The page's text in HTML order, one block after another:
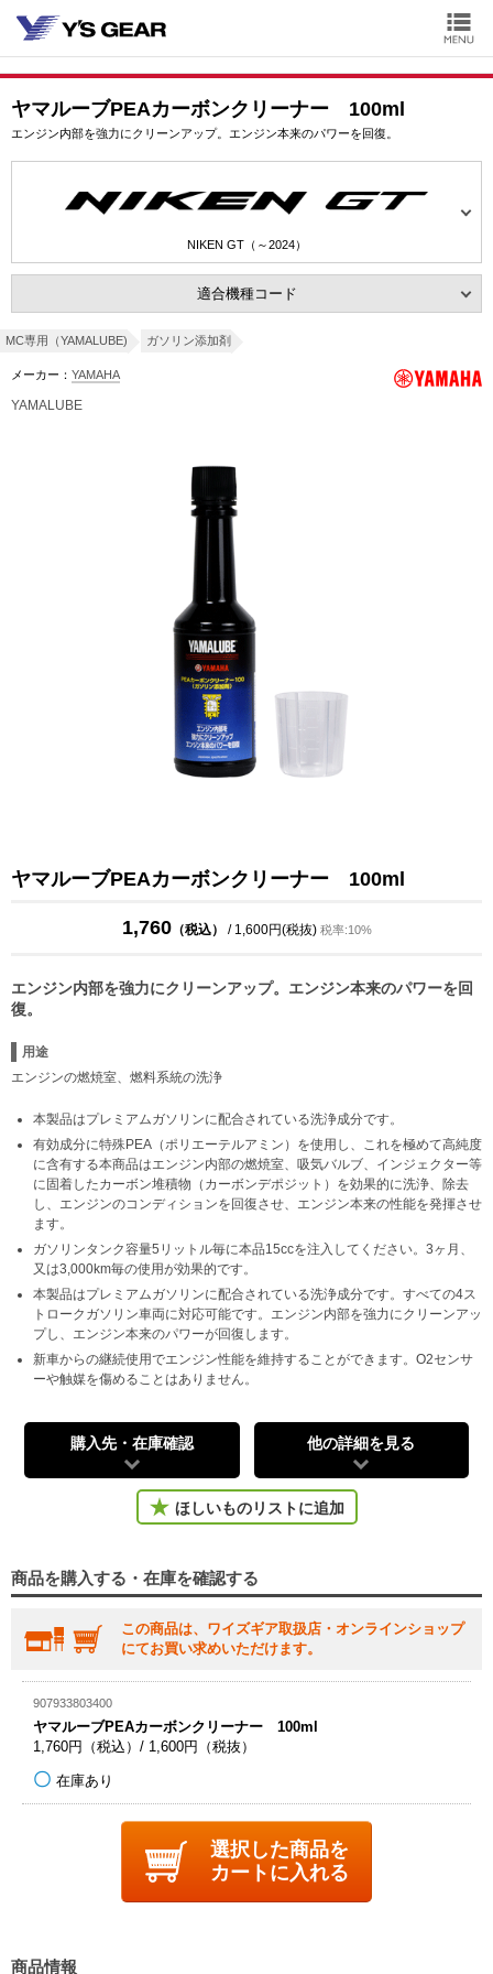
ヤマルーブPEAカーボンクリーナー 100ml
エンジン内部を強力にクリーンアップ。エンジン本来のパワーを回復。
NIKEN GT（～2024）
適合機種コード
MC専用（YAMALUBE) ガソリン添加剤
メーカー： YAMAHA
YAMALUBE
ヤマルーブPEAカーボンクリーナー 100ml
1,760（税込） / 1,600円(税抜) 税率:10%
エンジン内部を強力にクリーンアップ。エンジン本来のパワーを回
復。
用途
エンジンの燃焼室、燃料系統の洗浄
本製品はプレミアムガソリンに配合されている洗浄成分です。
有効成分に特殊PEA（ポリエーテルアミン）を使用し、これを極めて高純度
に含有する本商品はエンジン内部の燃焼室、吸気バルブ、インジェクター等
に固着したカーボン堆積物（カーボンデポジット）を効果的に洗浄、除去
し、エンジンのコンディションを回復させ、エンジン本来の性能を発揮させ
ます。
ガソリンタンク容量5リットル毎に本品15ccを注入してください。3ヶ月、
又は3,000km毎の使用が効果的です。
本製品はプレミアムガソリンに配合されている洗浄成分です。すべての4ス
トロークガソリン車両に対応可能です。エンジン内部を強力にクリーンアッ
プし、エンジン本来のパワーが回復します。
新車からの継続使用でエンジン性能を維持することができます。O2センサ
ーや触媒を傷めることはありません。
購入先・在庫確認 他の詳細を見る
ほしいものリストに追加
商品を購入する・在庫を確認する
この商品は、ワイズギア取扱店・オンラインショップ
にてお買い求めいただけます。
907933803400
ヤマルーブPEAカーボンクリーナー 100ml
1,760円（税込）/ 1,600円（税抜）
在庫あり
選択した商品を
カートに入れる
商品情報